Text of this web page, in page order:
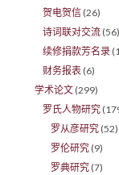
贺电贺信 (26)
诗词联对交流 (56)
续修捐款芳名录
财务报表 (6)
学术论文 (299)
罗氏人物研究
罗从彦研究 (52)
罗伦研究 (9)
罗典研究 (7)